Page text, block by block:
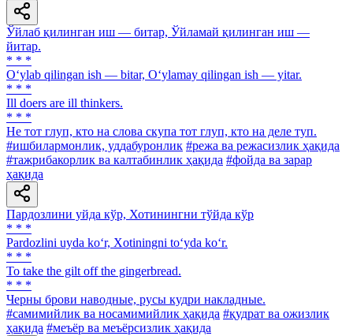
Ўйлаб қилинган иш — битар, Ўйламай қилинган иш —
йитар.
* * *
O‘ylab qilingan ish — bitar, O‘ylamay qilingan ish — yitar.
* * *
Ill doers are ill thinkers.
* * *
He тот глуп, кто на слова скупа тот глуп, кто на деле туп.
#ишбилармонлик, уддабуронлик #режа ва режасизлик ҳақида
#тажрибакорлик ва калтабинлик ҳақида #фойда ва зарар
ҳақида
Пардозлини уйда кўр, Хотинингни тўйда кўр
* * *
Pardozlini uyda ko‘r, Xotiningni to‘yda ko‘r.
* * *
To take the gilt off the gingerbread.
* * *
Черны брови наводные, русы кудри накладные.
#самимийлик ва носамимийлик ҳақида #қудрат ва ожизлик
ҳақида #меъёр ва меъёрсизлик ҳақида